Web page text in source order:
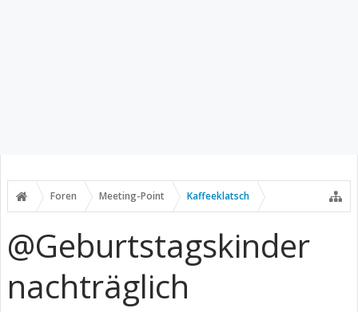
Foren Meeting-Point Kaffeeklatsch
@Geburtstagskinder
nachträglich